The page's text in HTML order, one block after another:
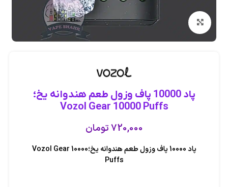
بزرگنمایی تصویر
پاد 10000 پاف وزول طعم هندوانه یخ؛
Vozol Gear 10000 Puffs
720,000تومان
پاد 10000 پاف وزول طعم هندوانه یخ؛Vozol Gear 10000
Puffs